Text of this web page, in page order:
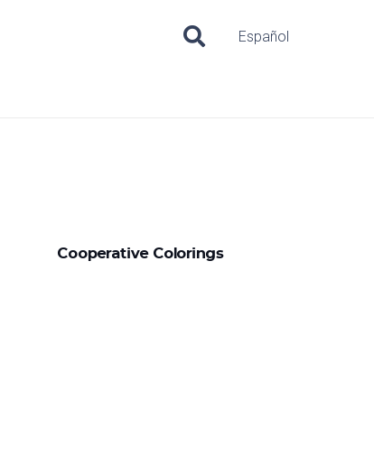
Español
Cooperative Colorings